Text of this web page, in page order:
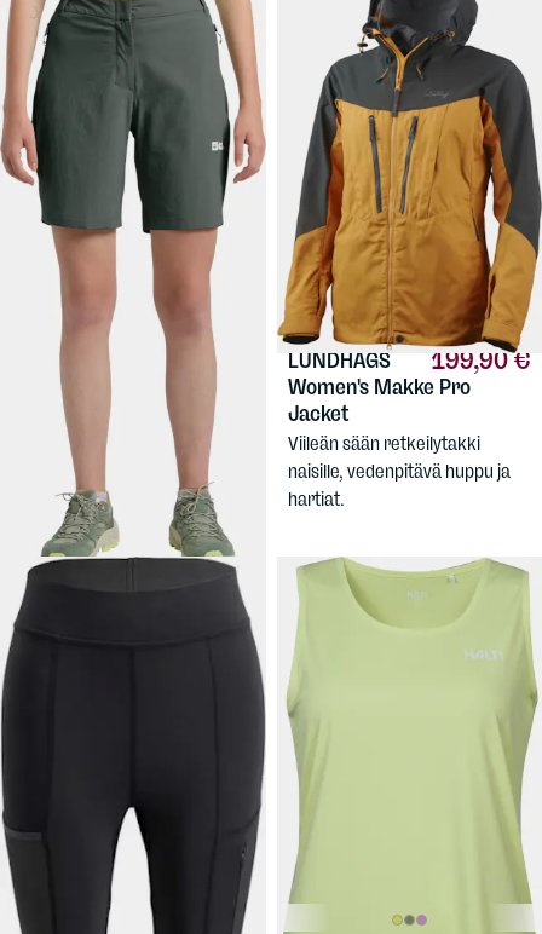
37,90 €
JACK WOLFSKIN
Women's Hikeout Shorts
Tekniset, joustavat softshell-
shortsit naisille, taattua Jack
Wolfskin -laatua.
199,90 €
LUNDHAGS
Women's Makke Pro
Jacket
Viileän sään retkeilytakki
naisille, vedenpitävä huppu ja
hartiat.